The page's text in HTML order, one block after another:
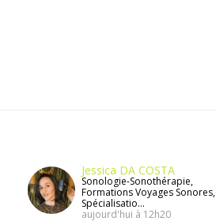
Jessica DA COSTA
Sonologie-Sonothérapie,
Formations Voyages Sonores,
Spécialisatio...
aujourd'hui à 12h20